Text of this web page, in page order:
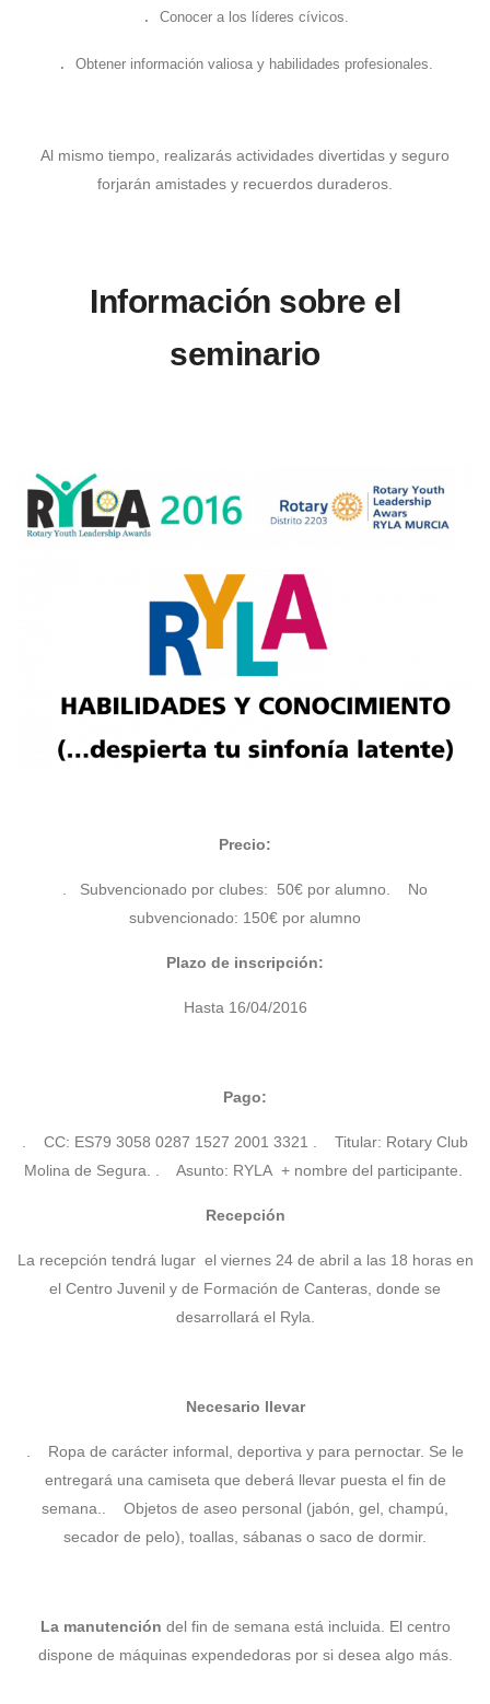
. Conocer a los líderes cívicos.
. Obtener información valiosa y habilidades profesionales.
Al mismo tiempo, realizarás actividades divertidas y seguro
forjarán amistades y recuerdos duraderos.
Información sobre el
seminario
Precio:
. Subvencionado por clubes: 50€ por alumno . No
subvencionado: 150€ por alumno
Plazo de inscripción:
Hasta 16/04/2016
Pago:
. CC: ES79 3058 0287 1527 2001 3321
. Titular: Rotary Club
Molina de Segura.
. Asunto: RYLA + nombre del participante.
Recepción
La recepción tendrá lugar el viernes 24 de abril a las 18 horas en
el Centro Juvenil y de Formación de Canteras, donde se
desarrollará el Ryla.
Necesario llevar
. Ropa de carácter informal, deportiva y para pernoctar. Se le
entregará una camiseta que deberá llevar puesta el fin de
semana.
. Objetos de aseo personal (jabón, gel, champú,
secador de pelo), toallas, sábanas o saco de dormir.
La manutención del fin de semana está incluida. El centro
dispone de máquinas expendedoras por si desea algo más.